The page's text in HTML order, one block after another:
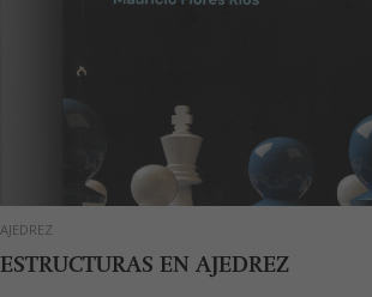
AJEDREZ
ESTRUCTURAS EN AJEDREZ